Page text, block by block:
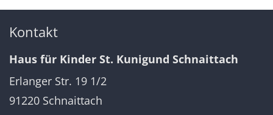
Kontakt
Haus für Kinder St. Kunigund Schnaittach
Erlanger Str. 19 1/2
91220 Schnaittach